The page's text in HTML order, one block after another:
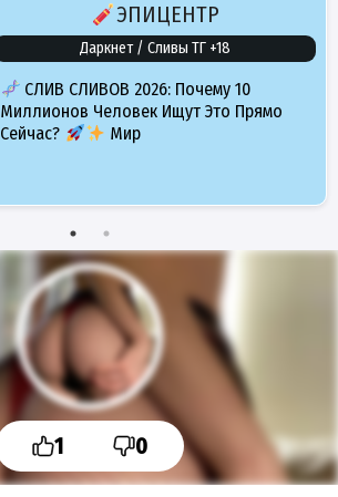
ЭПИЦЕНТР
Даркнет / Сливы ТГ +18
СЛИВ СЛИВОВ 2026: Почему 10
Миллионов Человек Ищут Это Прямо
Сейчас?
Мир
1 0